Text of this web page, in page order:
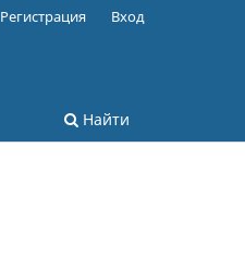
Найти
Регистрация Вход